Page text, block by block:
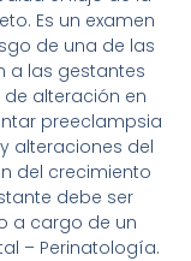
Es un examen
de una de las
a las gestantes
alteración en
preeclampsia
alteraciones del
del crecimiento
debe ser
a cargo de un
– Perinatología.